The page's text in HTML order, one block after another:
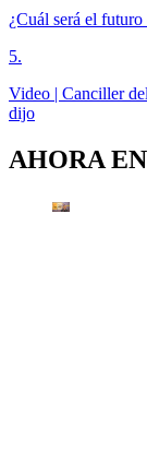
¿Cuál será el futuro
5.
Video | Canciller
dijo
AHORA EN